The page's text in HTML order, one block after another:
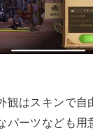
観はスキンで自
パーツなども用